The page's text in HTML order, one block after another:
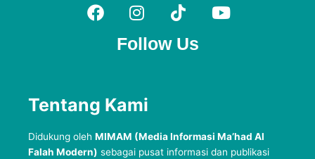
Follow Us
Tentang Kami
Didukung oleh MIMAM (Media Informasi Ma’had Al
Falah Modern) sebagai pusat informasi dan publikasi